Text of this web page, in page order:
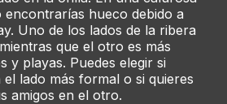
encontrarías hueco debido a
Uno de los lados de la ribera
que el otro es más
y playas. Puedes elegir si
lado más formal o si quieres
amigos en el otro.